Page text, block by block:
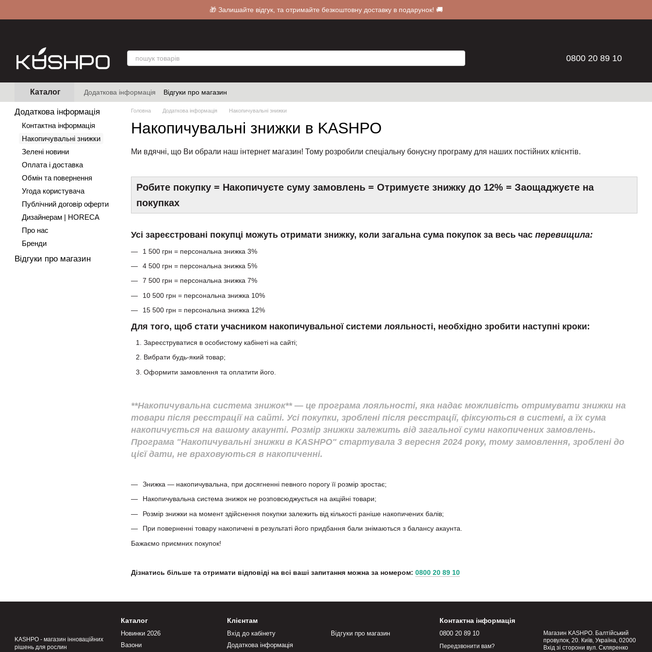
🎁 Залишайте відгук, та отримайте безкоштовну доставку в подарунок! 🚚
0800 20 89 10
Каталог Додаткова інформація Відгуки про магазин
Головна Додаткова інформація Накопичувальні знижки
Накопичувальні знижки в KASHPO
Ми вдячні, що Ви обрали наш інтернет магазин! Тому розробили спеціальну бонусну програму для наших постійних клієнтів.
Робите покупку = Накопичуєте суму замовлень = Отримуєте знижку до 12% = Заощаджуєте на
покупках
Усі зареєстровані покупці можуть отримати знижку, коли загальна сума покупок за весь час перевищила:
1 500 грн = персональна знижка 3%
4 500 грн = персональна знижка 5%
7 500 грн = персональна знижка 7%
10 500 грн = персональна знижка 10%
15 500 грн = персональна знижка 12%
Для того, щоб стати учасником накопичувальної системи лояльності, необхідно зробити наступні кроки:
Зареєструватися в особистому кабінеті на сайті;
Вибрати будь-який товар;
Оформити замовлення та оплатити його.
**Накопичувальна система знижок** — це програма лояльності, яка надає можливість отримувати знижки на
товари після реєстрації на сайті. Усі покупки, зроблені після реєстрації, фіксуються в системі, а їх сума
накопичується на вашому акаунті. Розмір знижки залежить від загальної суми накопичених замовлень.
Програма "Накопичувальні знижки в KASHPO" стартувала 3 вересня 2024 року, тому замовлення, зроблені до
цієї дати, не враховуються в накопиченні.
Знижка — накопичувальна, при досягненні певного порогу її розмір зростає;
Накопичувальна система знижок не розповсюджується на акційні товари;
Розмір знижки на момент здійснення покупки залежить від кількості раніше накопичених балів;
При поверненні товару накопичені в результаті його придбання бали знімаються з балансу акаунта.
Бажаємо приємних покупок!
Дізнатись більше та отримати відповіді на всі ваші запитання можна за номером: 0800 20 89 10
Додаткова інформація
Контактна інформація
Накопичувальні знижки
Зелені новини
Оплата і доставка
Обмін та повернення
Угода користувача
Публічний договір оферти
Дизайнерам | HORECA
Про нас
Бренди
Відгуки про магазин
KASHPO - магазин інноваційних
рішень для рослин
Каталог
Новинки 2026
Вазони
Клієнтам
Вхід до кабінету
Додаткова інформація
Відгуки про магазин
Контактна інформація
0800 20 89 10
Передзвонити вам?
Магазин KASHPO. Балтійський
провулок, 20. Київ, Україна, 02000
Вхід зі сторони вул. Скляренко